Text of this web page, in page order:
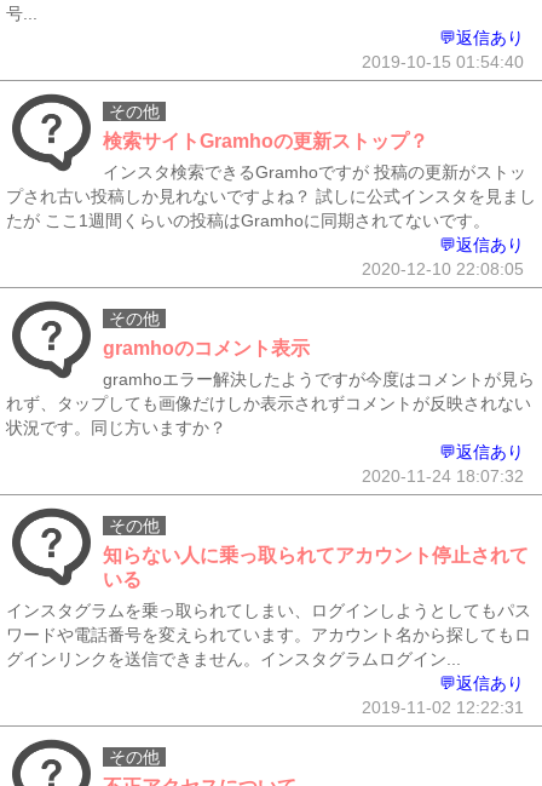
号...
💬返信あり
2019-10-15 01:54:40
その他
検索サイトGramhoの更新ストップ？
インスタ検索できるGramhoですが 投稿の更新がストッ
プされ古い投稿しか見れないですよね？ 試しに公式インスタを見まし
たが ここ1週間くらいの投稿はGramhoに同期されてないです。
💬返信あり
2020-12-10 22:08:05
その他
gramhoのコメント表示
gramhoエラー解決したようですが今度はコメントが見ら
れず、タップしても画像だけしか表示されずコメントが反映されない
状況です。同じ方いますか？
💬返信あり
2020-11-24 18:07:32
その他
知らない人に乗っ取られてアカウント停止されて
いる
インスタグラムを乗っ取られてしまい、ログインしようとしてもパス
ワードや電話番号を変えられています。アカウント名から探してもロ
グインリンクを送信できません。インスタグラムログイン...
💬返信あり
2019-11-02 12:22:31
その他